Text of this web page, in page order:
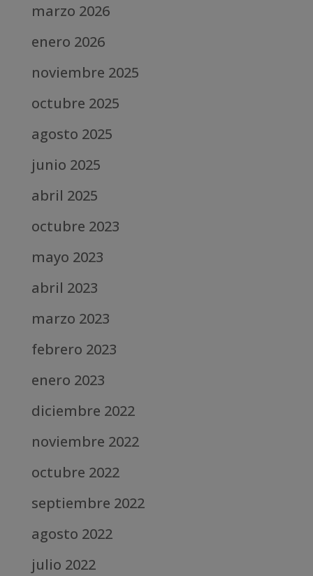
marzo 2026
enero 2026
noviembre 2025
octubre 2025
agosto 2025
junio 2025
abril 2025
octubre 2023
mayo 2023
abril 2023
marzo 2023
febrero 2023
enero 2023
diciembre 2022
noviembre 2022
octubre 2022
septiembre 2022
agosto 2022
julio 2022